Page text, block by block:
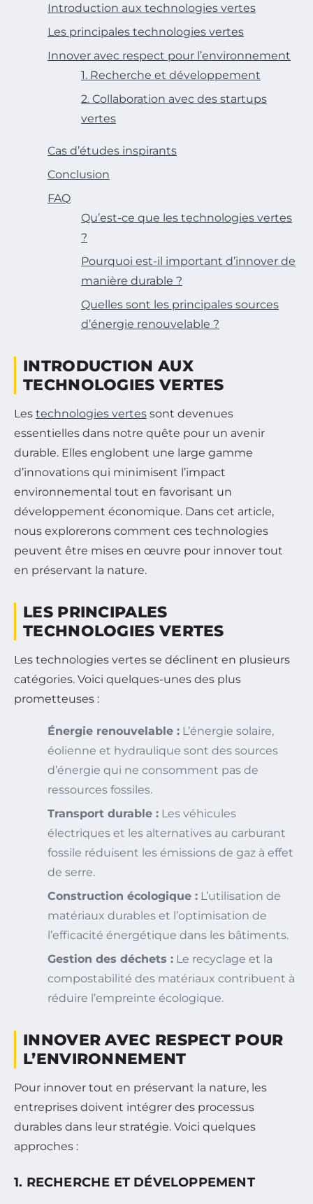
Introduction aux technologies vertes
Les principales technologies vertes
Innover avec respect pour l’environnement
1. Recherche et développement
2. Collaboration avec des startups
vertes
Cas d’études inspirants
Conclusion
FAQ
Qu’est-ce que les technologies vertes
?
Pourquoi est-il important d’innover de
manière durable ?
Quelles sont les principales sources
d’énergie renouvelable ?
INTRODUCTION AUX
TECHNOLOGIES VERTES
Les technologies vertes sont devenues
essentielles dans notre quête pour un avenir
durable. Elles englobent une large gamme
d’innovations qui minimisent l’impact
environnemental tout en favorisant un
développement économique. Dans cet article,
nous explorerons comment ces technologies
peuvent être mises en œuvre pour innover tout
en préservant la nature.
LES PRINCIPALES
TECHNOLOGIES VERTES
Les technologies vertes se déclinent en plusieurs
catégories. Voici quelques-unes des plus
prometteuses :
Énergie renouvelable : L’énergie solaire,
éolienne et hydraulique sont des sources
d’énergie qui ne consomment pas de
ressources fossiles.
Transport durable : Les véhicules
électriques et les alternatives au carburant
fossile réduisent les émissions de gaz à effet
de serre.
Construction écologique : L’utilisation de
matériaux durables et l’optimisation de
l’efficacité énergétique dans les bâtiments.
Gestion des déchets : Le recyclage et la
compostabilité des matériaux contribuent à
réduire l’empreinte écologique.
INNOVER AVEC RESPECT POUR
L’ENVIRONNEMENT
Pour innover tout en préservant la nature, les
entreprises doivent intégrer des processus
durables dans leur stratégie. Voici quelques
approches :
1. RECHERCHE ET DÉVELOPPEMENT